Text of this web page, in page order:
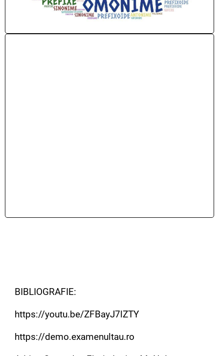
BIBLIOGRAFIE:
https://youtu.be/ZFBayJ7lZTY
https://demo.examenultau.ro